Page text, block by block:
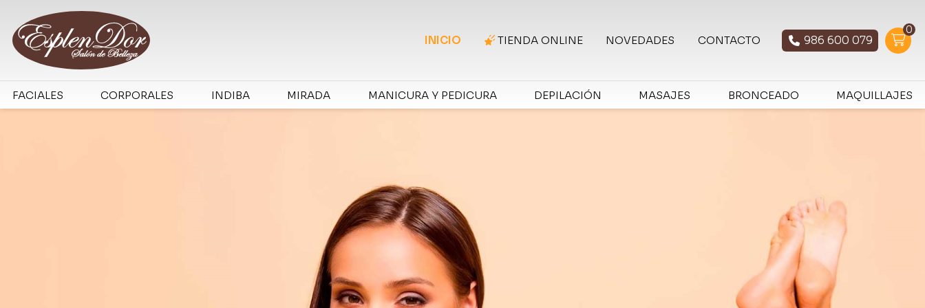
INICIO TIENDA ONLINE NOVEDADES CONTACTO 986 600 079
0
FACIALES CORPORALES INDIBA MIRADA MANICURA Y PEDICURA DEPILACIÓN MASAJES BRONCEADO MAQUILLAJES